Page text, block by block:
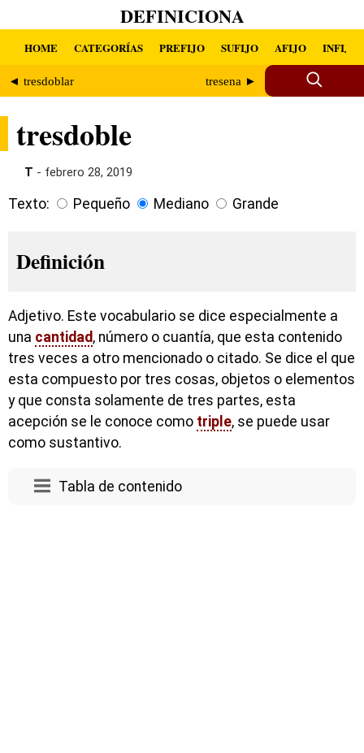
DEFINICIONA
HOME CATEGORÍAS PREFIJO SUFIJO AFIJO INFIJO
◄ tresdoblar tresena ►
tresdoble
T - febrero 28, 2019
Texto: Pequeño Mediano Grande
Definición
Adjetivo. Este vocabulario se dice especialmente a
una cantidad, número o cuantía, que esta contenido
tres veces a otro mencionado o citado. Se dice el que
esta compuesto por tres cosas, objetos o elementos
y que consta solamente de tres partes, esta
acepción se le conoce como triple, se puede usar
como sustantivo.
Tabla de contenido